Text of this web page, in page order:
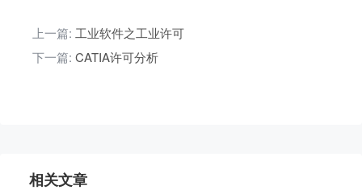
上一篇: 工业软件之工业许可
下一篇: CATIA许可分析
相关文章